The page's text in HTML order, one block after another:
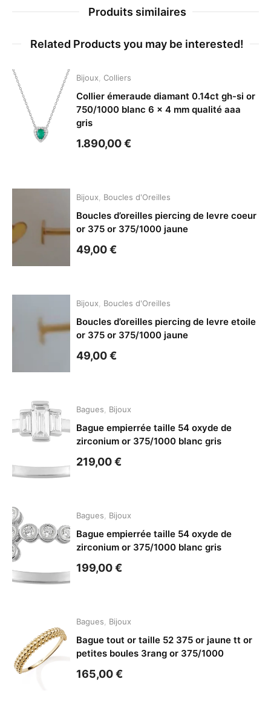
Produits similaires
Related Products you may be interested!
Bijoux Colliers
Collier émeraude diamant 0.14ct gh-si or
750/1000 blanc 6 x 4 mm qualité aaa
gris
1.890,00€
Bijoux Boucles d'Oreilles
Boucles d’oreilles piercing de levre coeur
or 375 or 375/1000 jaune
49,00€
Bijoux Boucles d'Oreilles
Boucles d’oreilles piercing de levre etoile
or 375 or 375/1000 jaune
49,00€
Bagues Bijoux
Bague empierrée taille 54 oxyde de
zirconium or 375/1000 blanc gris
219,00€
Bagues Bijoux
Bague empierrée taille 54 oxyde de
zirconium or 375/1000 blanc gris
199,00€
Bagues Bijoux
Bague tout or taille 52 375 or jaune tt or
petites boules 3rang or 375/1000
165,00€